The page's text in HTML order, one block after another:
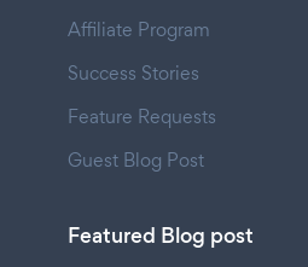
Affiliate Program
Success Stories
Feature Requests
Guest Blog Post
Featured Blog post